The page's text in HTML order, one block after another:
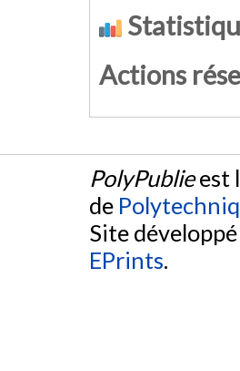
Actions
PolyPublieest
de
Site
EPrints.